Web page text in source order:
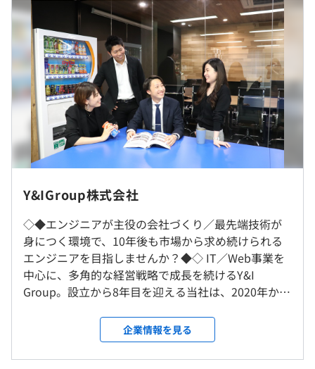
【受託開発】
■学習管理システムの開発
工程として設計・製造・テストを対応
チーム体制：SE1名、PG2名
※開発環境：PHP、CSS、HTML、JavaScript、jQuery
■不動産クラウドシステムの開発
詳細設計・実装・単体テスト（仕様書作成、実施）・結合
テストまでを対応
チーム体制：SE1名、PG3名
■情報系システム開発
即在システムの改修／工程は設計、開発、テストを対応
チーム体制：SE1名、PG3名
※開発環境：PHP（CakePHP）、JavaScript
■アパレル向けプラットフォーム開発
⼩中規模アパレルEC事業者をターゲットにしたECシステ
（※ 想定年収は年収提示額を保証するものではありません）
①10:00~19:00
②11:00~20:00
※残業は少なめ
完全週休 2 日制(土日)、祝日、有給休暇
■給与改定：年4回
Y&IGroup株式会社
◇◆エンジニアが主役の会社づくり／最先端技術が
身につく環境で、10年後も市場から求め続けられる
エンジニアを目指しませんか？◆◇ IT／Web事業を
中心に、多角的な経営戦略で成長を続けるY&I
Group。設立から8年目を迎える当社は、2020年から
出されており、成長企業として注目されています。ま
た、20代を中心に、将来も市場で必要とされるエン
ジニアの育成・教育事業（自社運営のプログラミン
企業情報を見る